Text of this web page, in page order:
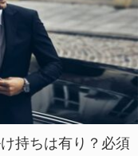
持ちは有り？必須